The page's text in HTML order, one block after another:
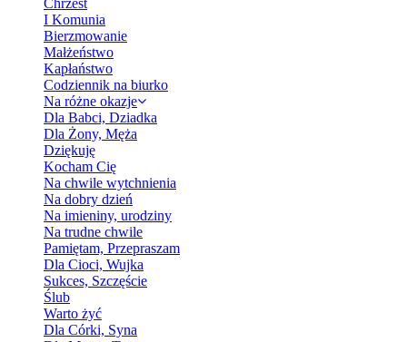
Chrzest
I Komunia
Bierzmowanie
Małżeństwo
Kapłaństwo
Codziennik na biurko
Na różne okazje
Dla Babci, Dziadka
Dla Żony, Męża
Dziękuję
Kocham Cię
Na chwile wytchnienia
Na dobry dzień
Na imieniny, urodziny
Na trudne chwile
Pamiętam, Przepraszam
Dla Cioci, Wujka
Sukces, Szczęście
Ślub
Warto żyć
Dla Córki, Syna